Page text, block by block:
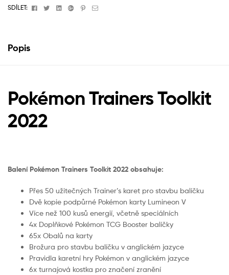
SDÍLET:
FacebookTwitterLinkedinGoogle+Pinterest
Email
Popis
Pokémon Trainers Toolkit
2022
Balení Pokémon Trainers Toolkit 2022 obsahuje:
Přes 50 užitečných Trainer’s karet pro stavbu balíčku
Dvě kopie podpůrné Pokémon karty Lumineon V
Více než 100 kusů energií, včetně speciálních
4x Doplňkové Pokémon TCG Booster balíčky
65x Obalů na karty
Brožura pro stavbu balíčku v anglickém jazyce
Pravidla karetní hry Pokémon v anglickém jazyce
6x turnajová kostka pro značení zranění